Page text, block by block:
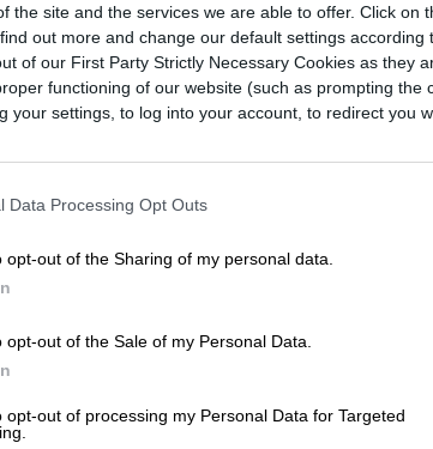
the site and the services we are able to offer. Click on
out more and change our default settings according
of our First Party Strictly Necessary Cookies as they
functioning of our website (such as prompting the
your settings, to log into your account, to redirect you
Data Processing Opt Outs
opt-out of the Sharing of my personal data.
opt-out of the Sale of my Personal Data.
opt-out of processing my Personal Data for Targeted
el12 de junio de 2026en cines de
llegará en esa misma fecha. Su
de verano (en el hemisferio norte), lo que la
convertirse en el gran fenómeno de taquilla